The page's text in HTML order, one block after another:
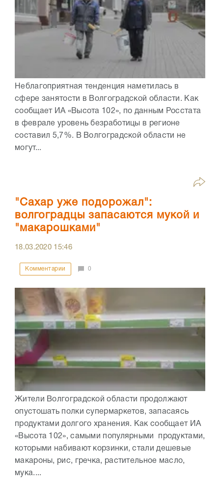
Неблагоприятная тенденция наметилась в
сфере занятости в Волгоградской области. Как
сообщает ИА «Высота 102», по данным Росстата
в феврале уровень безработицы в регионе
составил 5,7%. В Волгоградской области не
могут...
"Сахар уже подорожал":
волгоградцы запасаются мукой и
"макарошками"
18.03.2020 15:46
Комментарии 0
Жители Волгоградской области продолжают
опустошать полки супермаркетов, запасаясь
продуктами долгого хранения. Как сообщает ИА
«Высота 102», самыми популярными продуктами,
которыми набивают корзинки, стали дешевые
макароны, рис, гречка, растительное масло,
мука....